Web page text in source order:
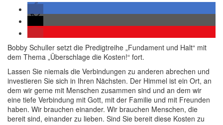
Bobby Schuller setzt die Predigtreihe „Fundament und Halt“ mit
dem Thema „Überschlage die Kosten!“ fort.
Lassen Sie niemals die Verbindungen zu anderen abrechen und
investieren Sie sich in Ihren Nächsten. Der Himmel ist ein Ort, an
dem wir gerne mit Menschen zusammen sind und an dem wir
eine tiefe Verbindung mit Gott, mit der Familie und mit Freunden
haben. Wir brauchen einander. Wir brauchen Menschen, die
bereit sind, einander zu lieben. Sind Sie bereit diese Kosten zu